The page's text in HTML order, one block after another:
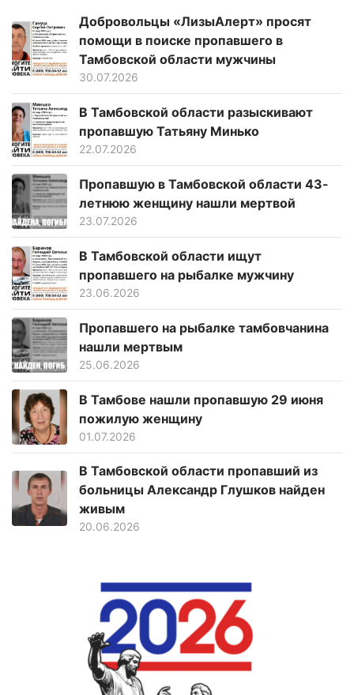
Добровольцы «ЛизыАлерт» просят
помощи в поиске пропавшего в
Тамбовской области мужчины
30.07.2026
В Тамбовской области разыскивают
пропавшую Татьяну Минько
22.07.2026
Пропавшую в Тамбовской области 43-
летнюю женщину нашли мертвой
23.07.2026
В Тамбовской области ищут
пропавшего на рыбалке мужчину
23.06.2026
Пропавшего на рыбалке тамбовчанина
нашли мертвым
25.06.2026
В Тамбове нашли пропавшую 29 июня
пожилую женщину
01.07.2026
В Тамбовской области пропавший из
больницы Александр Глушков найден
живым
20.06.2026